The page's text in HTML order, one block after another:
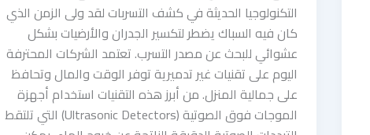
التكنولوجيا الحديثة في كشف التسربات لقد ولى الزمن الذي
كان فيه السباك يضطر لتكسير الجدران والأرضيات بشكل
عشوائي للبحث عن مصدر التسرب. تعتمد الشركات المحترفة
اليوم على تقنيات غير تدميرية توفر الوقت والمال وتحافظ
على جمالية المنزل. من أبرز هذه التقنيات استخدام أجهزة
الموجات فوق الصوتية (Ultrasonic Detectors) التي تلتقط